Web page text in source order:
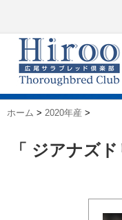
ホーム > 2020年産 >
「 ジアナズ